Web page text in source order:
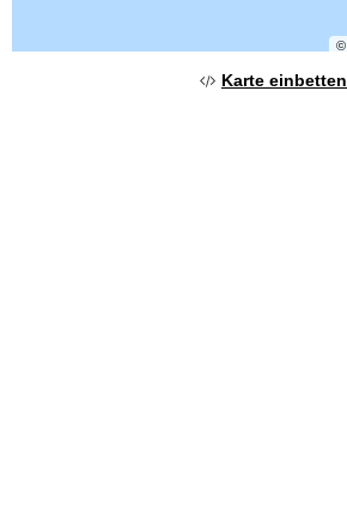
©
Karte einbetten